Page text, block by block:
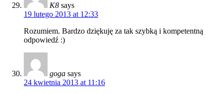
K8 says
19 lutego 2013 at 12:33
Rozumiem. Bardzo dziękuję za tak szybką i kompetentną
odpowiedź :)
goga says
24 kwietnia 2013 at 11:16